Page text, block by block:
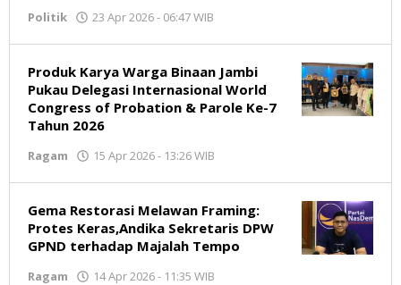
Politik 23 Apr 2026 - 06:47 WIB
Produk Karya Warga Binaan Jambi
Pukau Delegasi Internasional World
Congress of Probation & Parole Ke-7
Tahun 2026
Ragam 15 Apr 2026 - 13:26 WIB
Gema Restorasi Melawan Framing:
Protes Keras,Andika Sekretaris DPW
GPND terhadap Majalah Tempo
Ragam 14 Apr 2026 - 11:35 WIB